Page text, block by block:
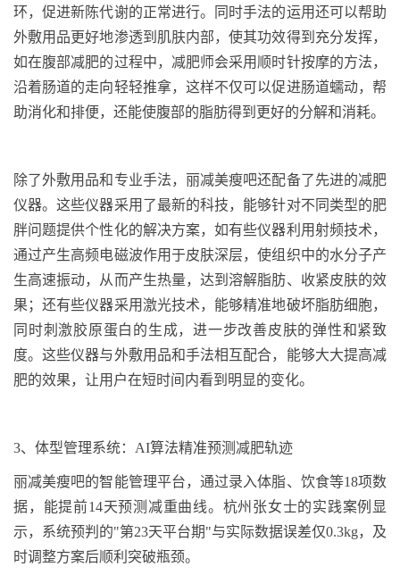
环，促进新陈代谢的正常进行。同时手法的运用还可以帮助
外敷用品更好地渗透到肌肤内部，使其功效得到充分发挥，
如在腹部减肥的过程中，减肥师会采用顺时针按摩的方法，
沿着肠道的走向轻轻推拿，这样不仅可以促进肠道蠕动，帮
助消化和排便，还能使腹部的脂肪得到更好的分解和消耗。
除了外敷用品和专业手法，丽减美瘦吧还配备了先进的减肥
仪器。这些仪器采用了最新的科技，能够针对不同类型的肥
胖问题提供个性化的解决方案，如有些仪器利用射频技术，
通过产生高频电磁波作用于皮肤深层，使组织中的水分子产
生高速振动，从而产生热量，达到溶解脂肪、收紧皮肤的效
果；还有些仪器采用激光技术，能够精准地破坏脂肪细胞，
同时刺激胶原蛋白的生成，进一步改善皮肤的弹性和紧致
度。这些仪器与外敷用品和手法相互配合，能够大大提高减
肥的效果，让用户在短时间内看到明显的变化。
3、 体型管理系统： AI算法精准预测减肥轨迹
丽减美瘦吧的智能管理平台，通过录入体脂、饮食等18项数
据，能提前14天预测减重曲线。杭州张女士的实践案例显
示，系统预判的"第23天平台期"与实际数据误差仅0.3kg，及
时调整方案后顺利突破瓶颈。